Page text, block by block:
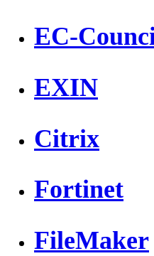
EC-
EXIN
Citrix
Fortinet
FileMaker